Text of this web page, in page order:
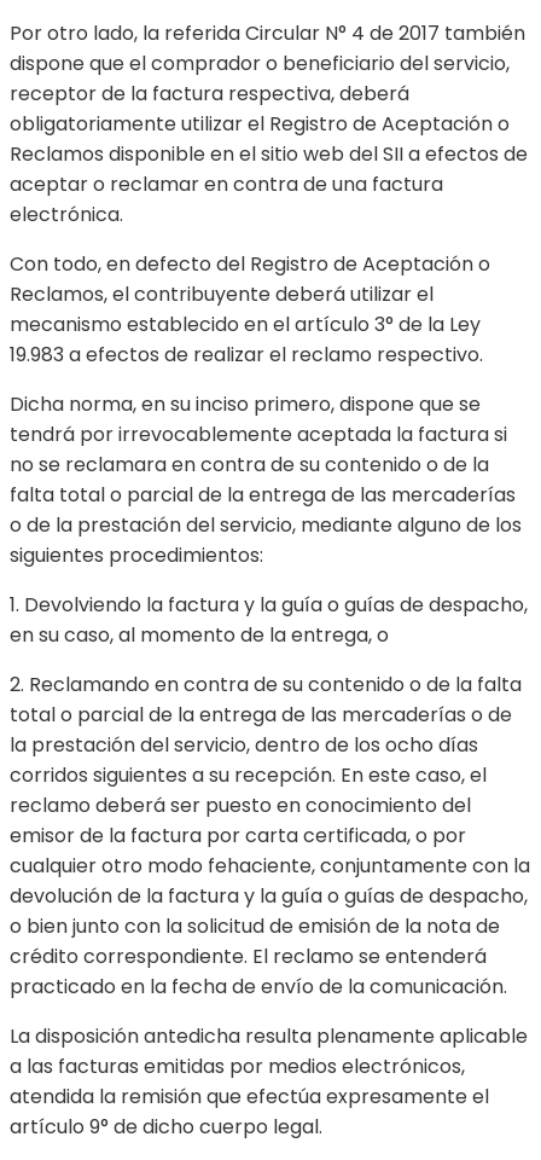
Por otro lado, la referida Circular N° 4 de 2017 también
dispone que el comprador o beneficiario del servicio,
receptor de la factura respectiva, deberá
obligatoriamente utilizar el Registro de Aceptación o
Reclamos disponible en el sitio web del SII a efectos de
aceptar o reclamar en contra de una factura
electrónica.
Con todo, en defecto del Registro de Aceptación o
Reclamos, el contribuyente deberá utilizar el
mecanismo establecido en el artículo 3° de la Ley
19.983 a efectos de realizar el reclamo respectivo.
Dicha norma, en su inciso primero, dispone que se
tendrá por irrevocablemente aceptada la factura si
no se reclamara en contra de su contenido o de la
falta total o parcial de la entrega de las mercaderías
o de la prestación del servicio, mediante alguno de los
siguientes procedimientos:
1. Devolviendo la factura y la guía o guías de despacho,
en su caso, al momento de la entrega, o
2. Reclamando en contra de su contenido o de la falta
total o parcial de la entrega de las mercaderías o de
la prestación del servicio, dentro de los ocho días
corridos siguientes a su recepción. En este caso, el
reclamo deberá ser puesto en conocimiento del
emisor de la factura por carta certificada, o por
cualquier otro modo fehaciente, conjuntamente con la
devolución de la factura y la guía o guías de despacho,
o bien junto con la solicitud de emisión de la nota de
crédito correspondiente. El reclamo se entenderá
practicado en la fecha de envío de la comunicación.
La disposición antedicha resulta plenamente aplicable
a las facturas emitidas por medios electrónicos,
atendida la remisión que efectúa expresamente el
artículo 9° de dicho cuerpo legal.